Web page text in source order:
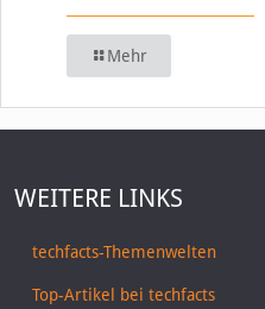
Mehr
WEITERE LINKS
techfacts-Themenwelten
Top-Artikel bei techfacts